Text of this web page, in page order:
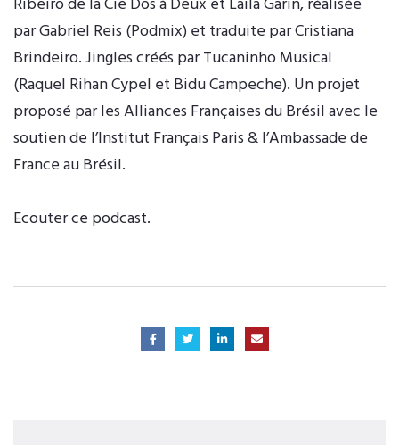
par Gabriel Reis (Podmix) et traduite par Cristiana
Brindeiro. Jingles créés par Tucaninho Musical
(Raquel Rihan Cypel et Bidu Campeche). Un projet
proposé par les Alliances Françaises du Brésil avec le
soutien de l’Institut Français Paris & l’Ambassade de
France au Brésil.
Ecouter ce podcast.